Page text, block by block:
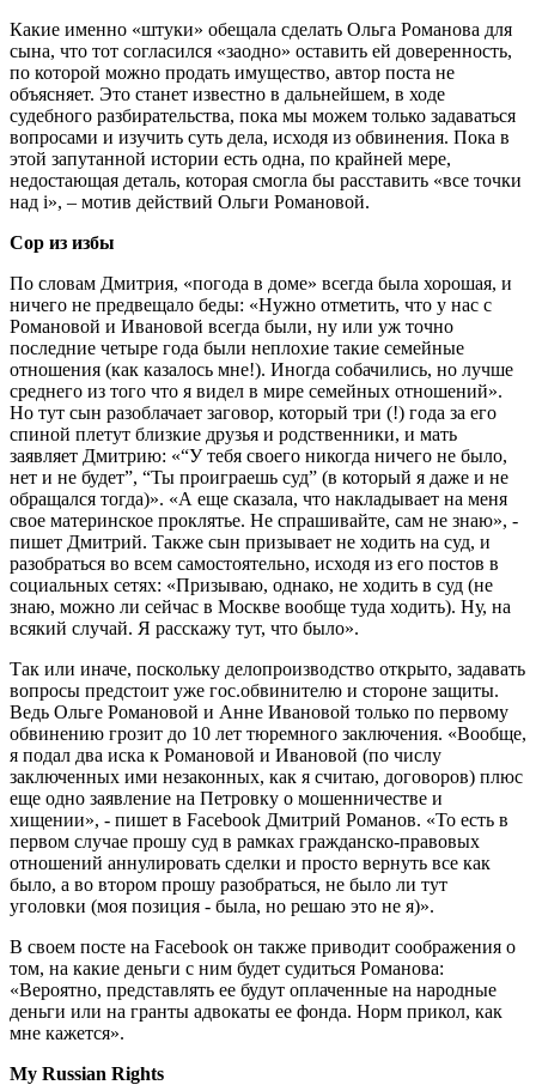
Какие именно «штуки» обещала сделать Ольга Романова для
сына, что тот согласился «заодно» оставить ей доверенность,
по которой можно продать имущество, автор поста не
объясняет. Это станет известно в дальнейшем, в ходе
судебного разбирательства, пока мы можем только задаваться
вопросами и изучить суть дела, исходя из обвинения. Пока в
этой запутанной истории есть одна, по крайней мере,
недостающая деталь, которая смогла бы расставить «все точки
над i», – мотив действий Ольги Романовой.
Сор из избы
По словам Дмитрия, «погода в доме» всегда была хорошая, и
ничего не предвещало беды: «Нужно отметить, что у нас с
Романовой и Ивановой всегда были, ну или уж точно
последние четыре года были неплохие такие семейные
отношения (как казалось мне!). Иногда собачились, но лучше
среднего из того что я видел в мире семейных отношений».
Но тут сын разоблачает заговор, который три (!) года за его
спиной плетут близкие друзья и родственники, и мать
заявляет Дмитрию: «“У тебя своего никогда ничего не было,
нет и не будет”, “Ты проиграешь суд” (в который я даже и не
обращался тогда)». «А еще сказала, что накладывает на меня
свое материнское проклятье. Не спрашивайте, сам не знаю», -
пишет Дмитрий. Также сын призывает не ходить на суд, и
разобраться во всем самостоятельно, исходя из его постов в
социальных сетях: «Призываю, однако, не ходить в суд (не
знаю, можно ли сейчас в Москве вообще туда ходить). Ну, на
всякий случай. Я расскажу тут, что было».
Так или иначе, поскольку делопроизводство открыто, задавать
вопросы предстоит уже гос.обвинителю и стороне защиты.
Ведь Ольге Романовой и Анне Ивановой только по первому
обвинению грозит до 10 лет тюремного заключения. «Вообще,
я подал два иска к Романовой и Ивановой (по числу
заключенных ими незаконных, как я считаю, договоров) плюс
еще одно заявление на Петровку о мошенничестве и
хищении», - пишет в Facebook Дмитрий Романов. «То есть в
первом случае прошу суд в рамках гражданско-правовых
отношений аннулировать сделки и просто вернуть все как
было, а во втором прошу разобраться, не было ли тут
уголовки (моя позиция - была, но решаю это не я)».
В своем посте на Facebook он также приводит соображения о
том, на какие деньги с ним будет судиться Романова:
«Вероятно, представлять ее будут оплаченные на народные
деньги или на гранты адвокаты ее фонда. Норм прикол, как
мне кажется».
My Russian Rights